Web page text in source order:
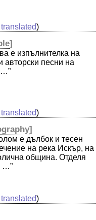
)
]
е изпълнителка на
авторски песни на
)
]
е дълбок и тесен
на река Искър, на
община. Отделя
…”
)